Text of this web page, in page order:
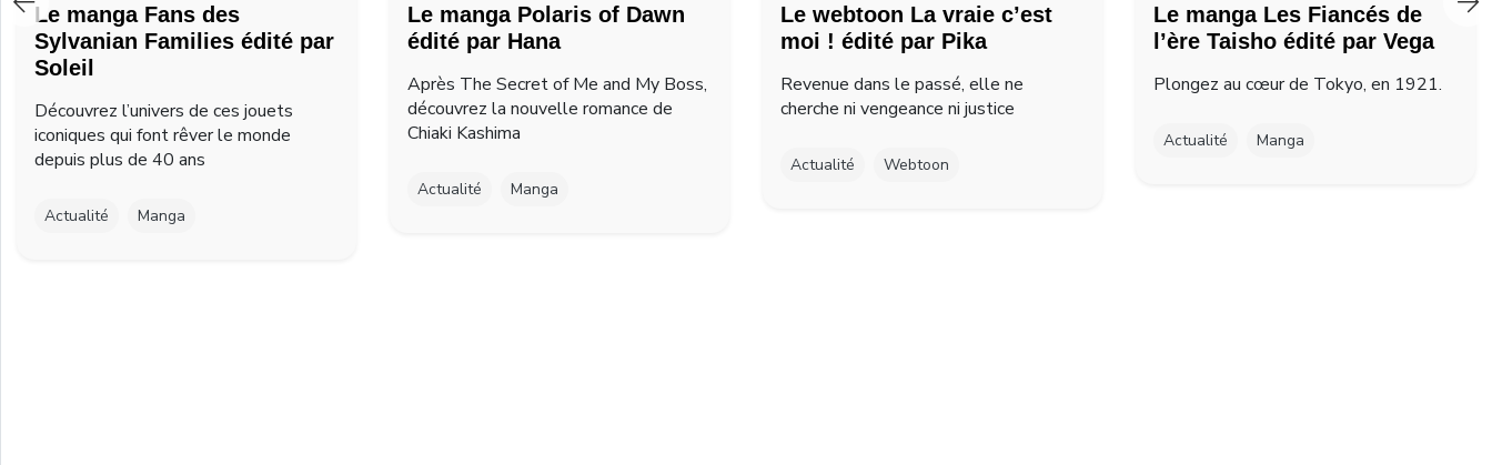
Le manga Fans des
Sylvanian Families édité par
Soleil
Découvrez l’univers de ces jouets
iconiques qui font rêver le monde
depuis plus de 40 ans
Actualité Manga
Le manga Polaris of Dawn
édité par Hana
Après The Secret of Me and My Boss,
découvrez la nouvelle romance de
Chiaki Kashima
Actualité Manga
Le webtoon La vraie c’est
moi ! édité par Pika
Revenue dans le passé, elle ne
cherche ni vengeance ni justice
Actualité Webtoon
Le manga Les Fiancés de
l’ère Taisho édité par Vega
Plongez au cœur de Tokyo, en 1921.
Actualité Manga